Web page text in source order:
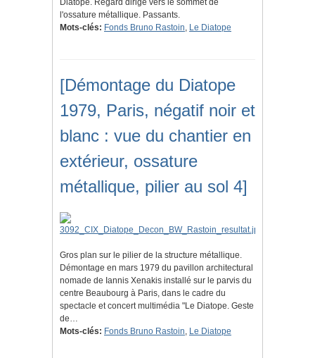
Diatope. Regard dirigé vers le sommet de
l'ossature métallique. Passants.
Mots-clés: Fonds Bruno Rastoin, Le Diatope
[Démontage du Diatope
1979, Paris, négatif noir et
blanc : vue du chantier en
extérieur, ossature
métallique, pilier au sol 4]
Gros plan sur le pilier de la structure métallique.
Démontage en mars 1979 du pavillon architectural
nomade de Iannis Xenakis installé sur le parvis du
centre Beaubourg à Paris, dans le cadre du
spectacle et concert multimédia "Le Diatope. Geste
de…
Mots-clés: Fonds Bruno Rastoin, Le Diatope